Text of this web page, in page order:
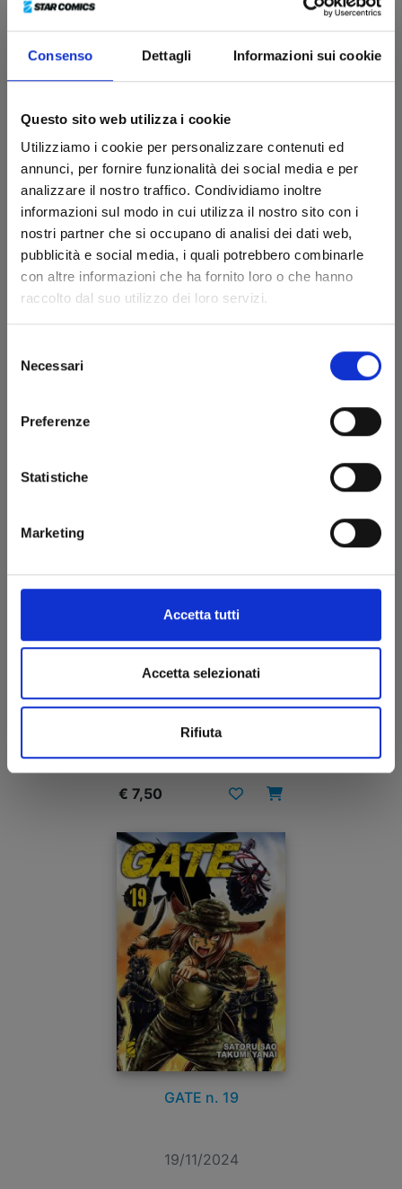
Consenso Dettagli Informazioni sui cookie
Questo sito web utilizza i cookie
Utilizziamo i cookie per personalizzare contenuti ed
annunci, per fornire funzionalità dei social media e per
analizzare il nostro traffico. Condividiamo inoltre
informazioni sul modo in cui utilizza il nostro sito con i
nostri partner che si occupano di analisi dei dati web,
pubblicità e social media, i quali potrebbero combinarle
con altre informazioni che ha fornito loro o che hanno
raccolto dal suo utilizzo dei loro servizi.
delNecessari
Preferenze
Statistiche
Marketing
Accetta tutti
Accetta selezionati
Rifiuta
FUNGUS AND IRON n. 6
€ 7,50
GATE n. 19
19/11/2024